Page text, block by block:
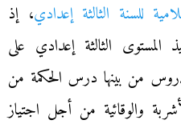
للسنة الثالثة إعدادي، إذ
الثالثة إعدادي على
من بينها درس الحكمة من
والوقائية من أجل اجتياز